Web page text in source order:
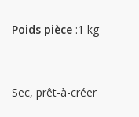
Poids pièce :1 kg
Sec, prêt-à-créer